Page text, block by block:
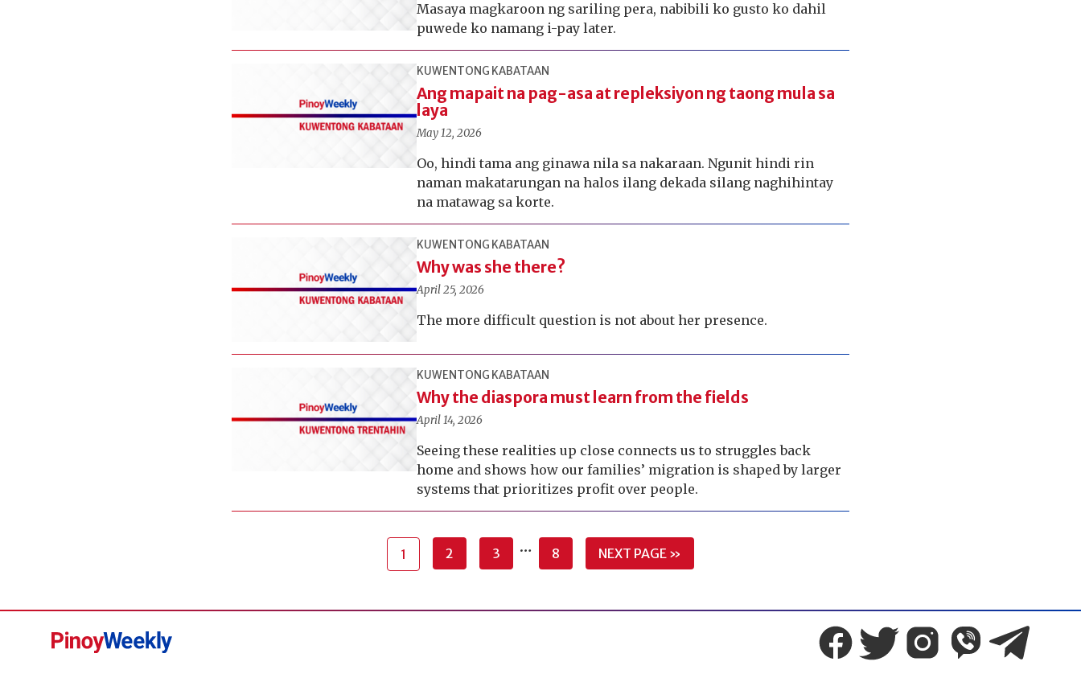
Masaya magkaroon ng sariling pera, nabibili ko gusto ko dahil
puwede ko namang i-pay later.
KUWENTONG KABATAAN
Ang mapait na pag-asa at repleksiyon ng taong mula sa
laya
May 12, 2026
Oo, hindi tama ang ginawa nila sa nakaraan. Ngunit hindi rin
naman makatarungan na halos ilang dekada silang naghihintay
na matawag sa korte.
KUWENTONG KABATAAN
Why was she there?
April 25, 2026
The more difficult question is not about her presence.
KUWENTONG KABATAAN
Why the diaspora must learn from the fields
April 14, 2026
Seeing these realities up close connects us to struggles back
home and shows how our families’ migration is shaped by larger
systems that prioritizes profit over people.
1 2 3 … 8 NEXT PAGE »
Pinoy